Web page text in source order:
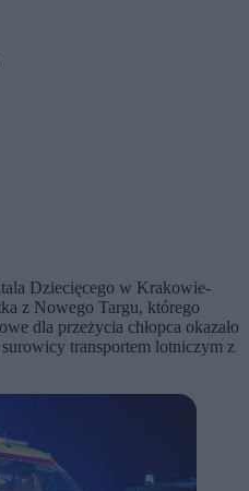
Dziecięcego w Krakowie-
z Nowego Targu, którego
dla przeżycia chłopca okazało
transportem lotniczym z